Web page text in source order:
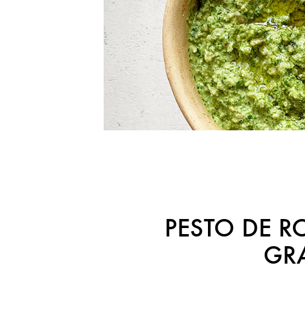
PESTO DE